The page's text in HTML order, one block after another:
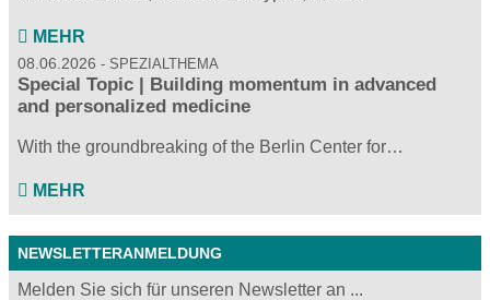
MEHR
08.06.2026 SPEZIALTHEMA
Special Topic | Building momentum in advanced
and personalized medicine
With the groundbreaking of the Berlin Center for…
MEHR
NEWSLETTERANMELDUNG
Melden Sie sich für unseren Newsletter an ...